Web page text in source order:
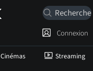
Cinémas Streaming
Connexion